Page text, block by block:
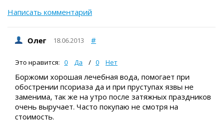
Написать комментарий
Олег 18.06.2013 #
Это нравится: 0 Да / 0 Нет
Боржоми хорошая лечебная вода, помогает при
обострении псориаза да и при пруступах язвы не
заменима, так же на утро после затяжных праздников
очень выручает. Часто покупаю не смотря на
стоимость.